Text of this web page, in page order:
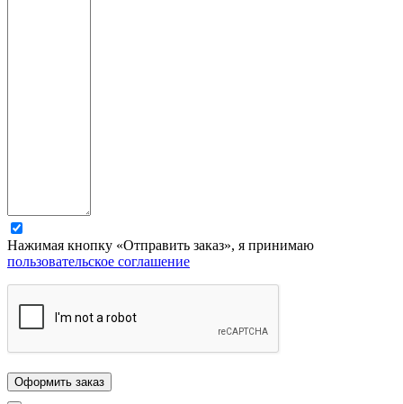
Нажимая кнопку «Отправить заказ», я принимаю
пользовательское соглашение